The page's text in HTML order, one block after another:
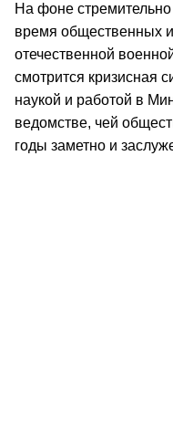
На фоне
время общественных
отечественной
смотрится кризисная
наукой и работой в
ведомстве, чей
годы заметно и